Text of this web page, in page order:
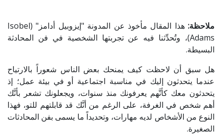
ملاحظة:
هذا المقال مأخوذ عن المدونة "إيزوبيل أدامز" (Isobel
Adams)، وتُحدِّثنا فيه عن تجربتها الشخصية في فن المحادثة
البسيطة.
هل سبق أن لاحظت كيف يمنحك بعض الناس شعوراً بالارتياح
عندما يتحدثون إليك في مناسبة اجتماعية أو في بيئة عمل؛ إذ
يتحدثون معك كأنَّهم يعرفونك منذ سنوات، ويجعلونك تشعر بأنَّك
أهم شخص في الغرفة، على الرغم من أنَّك قد قابلتهم للتو، فهذا
النوع من الأشخاص لديه مهارات، وتحديداً ما يسمى بفن المحادثات
الصغيرة.